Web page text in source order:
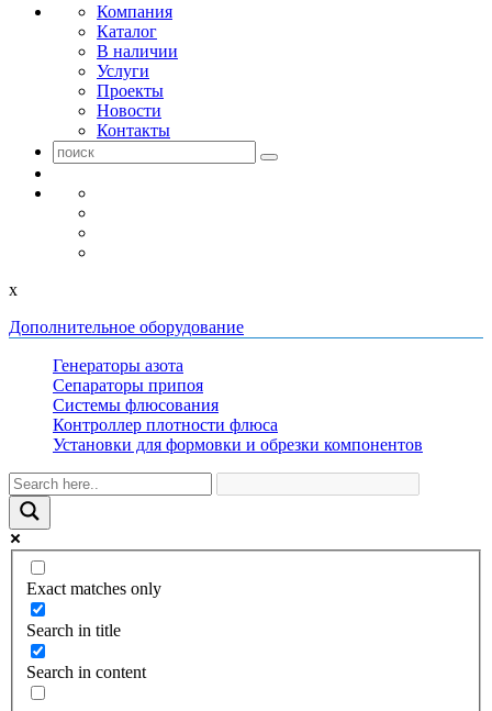
Компания
Каталог
В наличии
Услуги
Проекты
Новости
Контакты
x
Дополнительное оборудование
Генераторы азота
Сепараторы припоя
Системы флюсования
Контроллер плотности флюса
Установки для формовки и обрезки компонентов
Exact matches only
Search in title
Search in content